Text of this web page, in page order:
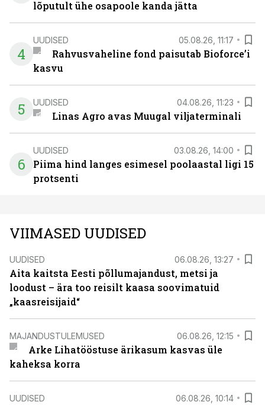
lõputult ühe osapoole kanda jätta
4
UUDISED 05.08.26, 11:17
Rahvusvaheline fond paisutab Bioforce’i
kasvu
5 UUDISED 04.08.26, 11:23
Linas Agro avas Muugal viljaterminali
6
UUDISED 03.08.26, 14:00
Piima hind langes esimesel poolaastal ligi 15
protsenti
VIIMASED UUDISED
UUDISED 06.08.26, 13:27
Aita kaitsta Eesti põllumajandust, metsi ja
loodust – ära too reisilt kaasa soovimatuid
„kaasreisijaid“
MAJANDUSTULEMUSED 06.08.26, 12:15
Arke Lihatööstuse ärikasum kasvas üle
kaheksa korra
UUDISED 06.08.26, 10:14